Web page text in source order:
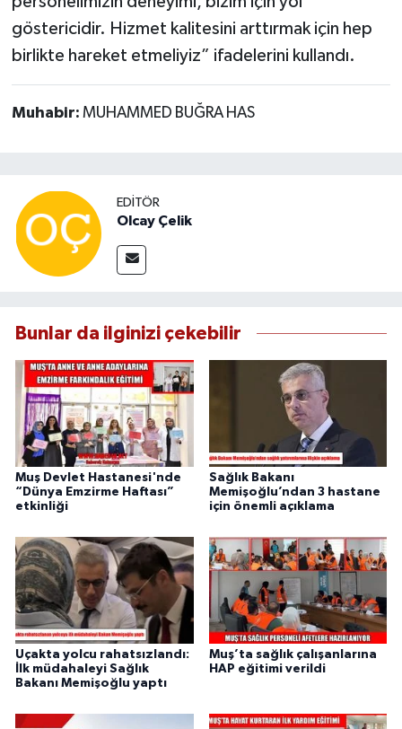
göstericidir. Hizmet kalitesini arttırmak için hep
birlikte hareket etmeliyiz” ifadelerini kullandı.
Muhabir: MUHAMMED BUĞRA HAS
EDITÖR
Olcay Çelik
Bunlar da ilginizi çekebilir
Muş Devlet Hastanesi'nde
“Dünya Emzirme Haftası”
etkinliği
Sağlık Bakanı
Memişoğlu’ndan 3 hastane
için önemli açıklama
Uçakta yolcu rahatsızlandı:
İlk müdahaleyi Sağlık
Bakanı Memişoğlu yaptı
Muş’ta sağlık çalışanlarına
HAP eğitimi verildi